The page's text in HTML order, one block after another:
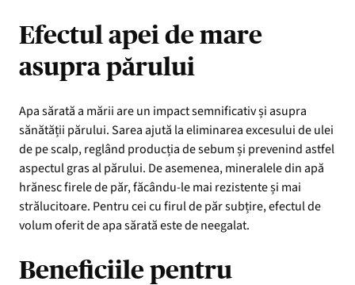
Efectul apei de mare
asupra părului
Apa sărată a mării are un impact semnificativ și asupra
sănătății părului. Sarea ajută la eliminarea excesului de ulei
de pe scalp, reglând producția de sebum și prevenind astfel
aspectul gras al părului. De asemenea, mineralele din apă
hrănesc firele de păr, făcându-le mai rezistente și mai
strălucitoare. Pentru cei cu firul de păr subțire, efectul de
volum oferit de apa sărată este de neegalat.
Beneficiile pentru